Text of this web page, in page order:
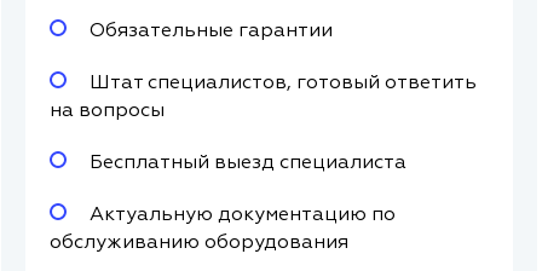
Обязательные гарантии
Штат специалистов, готовый ответить
на вопросы
Бесплатный выезд специалиста
Актуальную документацию по
обслуживанию оборудования